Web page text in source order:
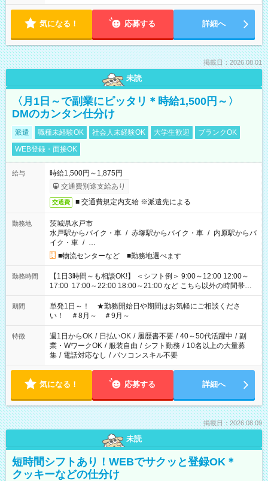
気になる！ 応募する 詳細へ
掲載日：2026.08.01
未読
〈月1日～で副業にピッタリ＊時給1,500円～〉
DMのカンタン仕分け
派遣 職種未経験OK 社会人未経験OK 大学生歓迎
ブランクOK
WEB登録・面接OK
給与
時給1,500円～1,875円
交通費別途支給あり
交通費 ■ 交通費規定内支給 ※派遣先による
勤務地
茨城県水戸市
水戸駅からバイク・車 / 赤塚駅からバイク・車 / 内原駅からバ
イク・車 / …
■物流センターなど ■勤務地選べます
勤務時間
【1日3時間～も相談OK!】 ＜シフト例＞ 9:00～12:00 12:00～
17:00 17:00～22:00 18:00～21:00 など こちら以外の時間帯も
お気軽にご相談ください！
期間
単発1日～！ ★勤務開始日や期間はお気軽にご相談くださ
い！ ＃8月～ ＃9月～
特徴 週1日からOK / 日払いOK / 履歴書不要 / 40～50代活躍中 / 副
業・WワークOK / 服装自由 / シフト勤務 / 10名以上の大量募
集 / 電話対応なし / パソコンスキル不要
気になる！ 応募する 詳細へ
掲載日：2026.08.09
未読
短時間シフトあり！WEBでサクッと登録OK＊
クッキーなどの仕分け